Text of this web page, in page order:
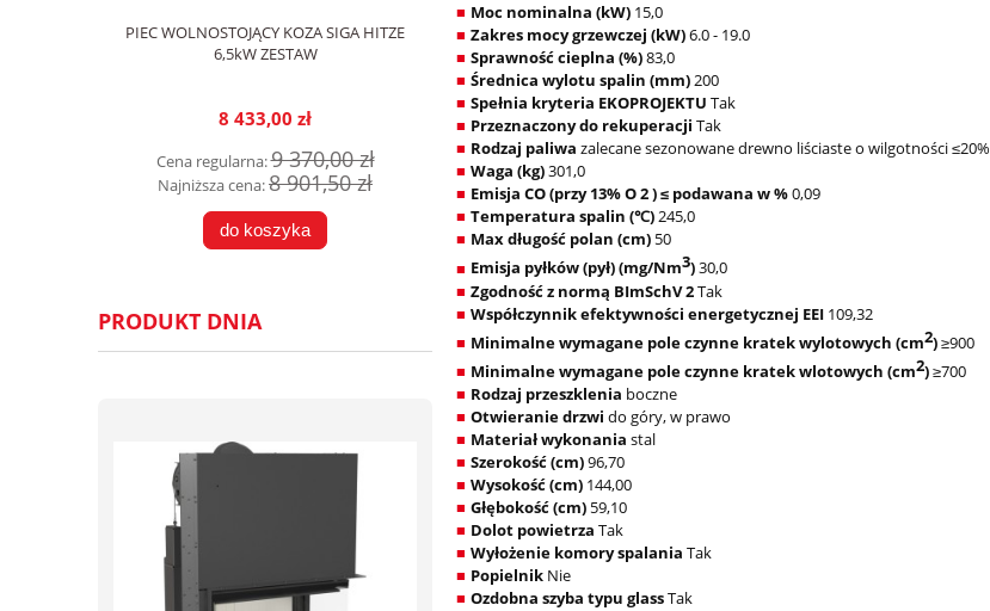
PIEC WOLNOSTOJĄCY KOZA SIGA HITZE
6,5kW ZESTAW
8 433,00 zł
Cena regularna:9 370,00 zł
Najniższa cena:8 901,50 zł
do koszyka
PRODUKT DNIA
■ Moc nominalna (kW) 15,0
■ Zakres mocy grzewczej (kW)6.0 - 19.0
■ Sprawność cieplna (%)83,0
■ Średnica wylotu spalin (mm)200
■ Spełnia kryteria EKOPROJEKTU Tak
■ Przeznaczony do rekuperacji Tak
■ Rodzaj paliwa zalecane sezonowane drewno liściaste o wilgotności ≤20%
■ Waga (kg)301,0
■ Emisja CO (przy 13% O 2 ) ≤ podawana w %0,09
■ Temperatura spalin (℃)245,0
■ Max długość polan (cm) 50
■ Emisja pyłków (pył) (mg/Nm3)30,0
■ Zgodność z normą BImSchV 2Tak
■ Współczynnik efektywności energetycznej EEI 109,32
■ Minimalne wymagane pole czynne kratek wylotowych (cm2)≥900
■ Minimalne wymagane pole czynne kratek wlotowych (cm2)≥700
■ Rodzaj przeszklenia boczne
■ Otwieranie drzwi do góry, w prawo
■ Materiał wykonania stal
■ Szerokość (cm)96,70
■ Wysokość (cm) 144,00
■ Głębokość (cm) 59,10
■ Dolot powietrza Tak
■ Wyłożenie komory spalania Tak
■ Popielnik Nie
■ Ozdobna szyba typu glassTak